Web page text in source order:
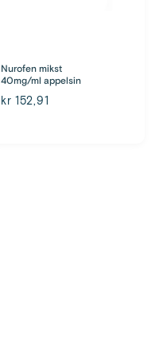
Nurofen mikst
40mg/ml appelsin
kr 152,91